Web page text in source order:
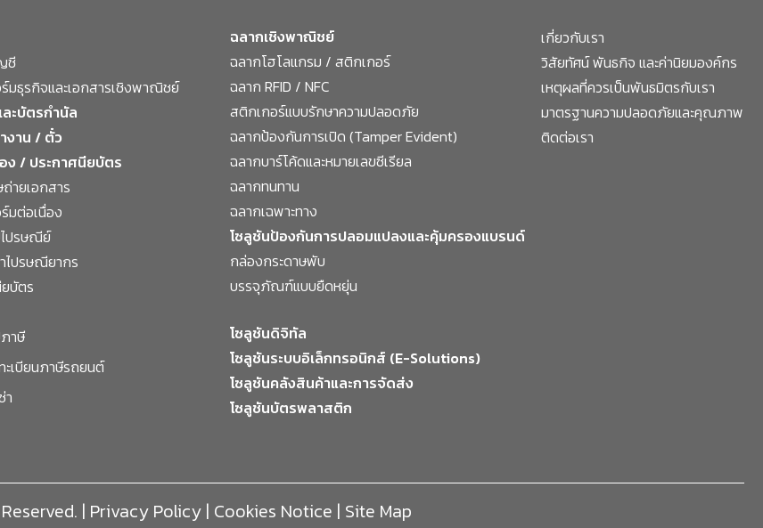
ชี
มธุรกิจและเอกสารเชิงพาณิชย์
ะบัตรกำนัล
งาน / ตั๋ว
ง / ประกาศนียบัตร
ายเอกสาร
มต่อเนื่อง
ปรษณีย์
ไปรษณียากร
บัตร
าษี
ะเบียนภาษีรถยนต์
า
ฉลากเชิงพาณิชย์
ฉลากโฮโลแกรม / สติกเกอร์
ฉลาก RFID / NFC
สติกเกอร์แบบรักษาความปลอดภัย
ฉลากป้องกันการเปิด (Tamper Evident)
ฉลากบาร์โค้ดและหมายเลขซีเรียล
ฉลากทนทาน
ฉลากเฉพาะทาง
โซลูชันป้องกันการปลอมแปลงและคุ้มครองแบรนด์
กล่องกระดาษพับ
บรรจุภัณฑ์แบบยืดหยุ่น
โซลูชันดิจิทัล
โซลูชันระบบอิเล็กทรอนิกส์ (E-Solutions)
โซลูชันคลังสินค้าและการจัดส่ง
โซลูชันบัตรพลาสติก
เกี่ยวกับเรา
วิสัยทัศน์ พันธกิจ และค่านิยมองค์กร
เหตุผลที่ควรเป็นพันธมิตรกับเรา
มาตรฐานความปลอดภัยและคุณภาพ
ติดต่อเรา
| Privacy Policy | Cookies Notice | Site Map